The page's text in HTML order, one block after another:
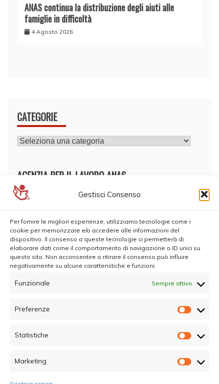
Gestisci Consenso
Per fornire le migliori esperienze, utilizziamo tecnologie come i
cookie per memorizzare e/o accedere alle informazioni del
dispositivo. Il consenso a queste tecnologie ci permetterà di
elaborare dati come il comportamento di navigazione o ID unici su
questo sito. Non acconsentire o ritirare il consenso può influire
negativamente su alcune caratteristiche e funzioni.
Funzionale Sempre attivo
Preferenze
Statistiche
Marketing
ANAS continua la distribuzione degli aiuti alle
famiglie in difficoltà
4 Agosto 2026
CATEGORIE
CATEGORIE
AGENZIA PER IL LAVORO ANAS